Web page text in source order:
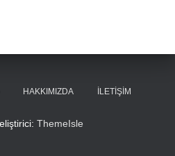
HAKKIMIZDA İLETIŞIM
ThemeIsle